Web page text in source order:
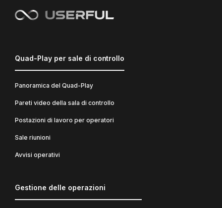
Quad-Play per sale di controllo
Panoramica del Quad-Play
Pareti video della sala di controllo
Postazioni di lavoro per operatori
Sale riunioni
Avvisi operativi
Gestione delle operazioni